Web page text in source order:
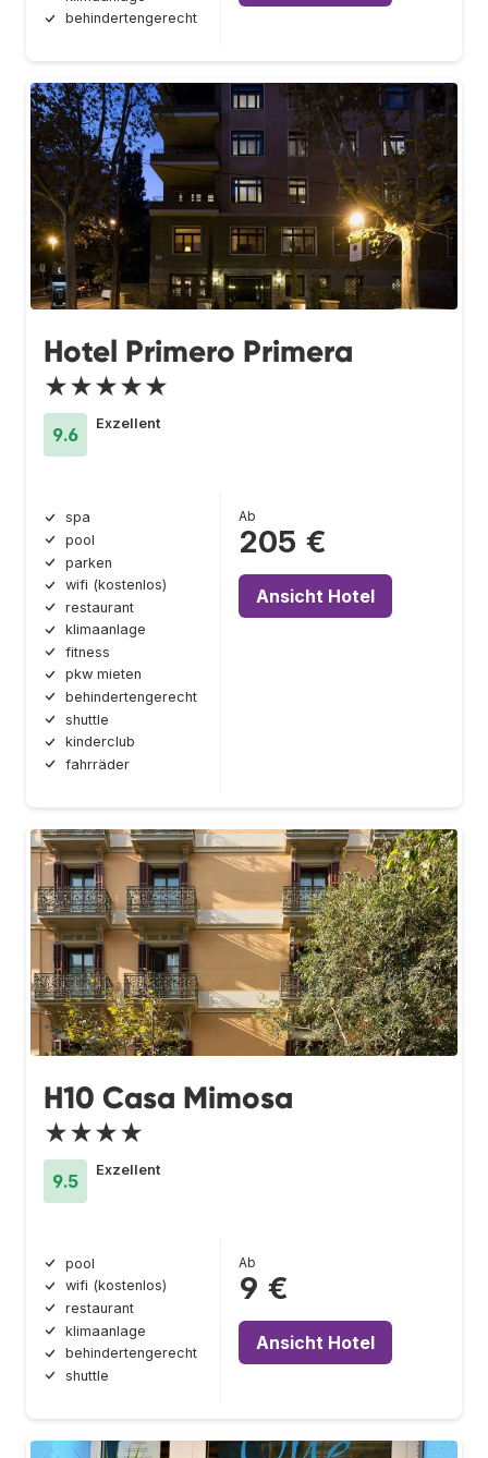
behindertengerecht
Hotel Primero Primera
★★★★★
9.6
Exzellent
spa
pool
parken
wifi (kostenlos)
restaurant
klimaanlage
fitness
pkw mieten
behindertengerecht
shuttle
kinderclub
fahrräder
Ab
205 €
Ansicht Hotel
H10 Casa Mimosa
★★★★
9.5
Exzellent
pool
wifi (kostenlos)
restaurant
klimaanlage
behindertengerecht
shuttle
Ab
9 €
Ansicht Hotel